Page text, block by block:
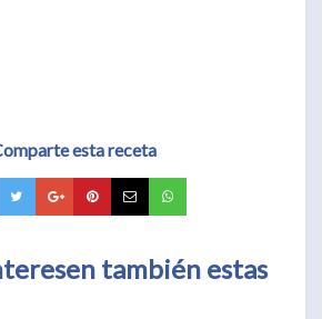
esta receta
también estas